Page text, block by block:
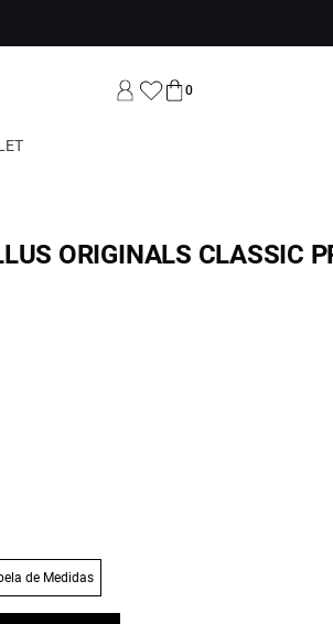
0
ORIGINALS CLASSIC
de Medidas